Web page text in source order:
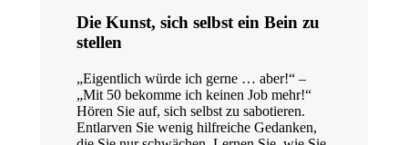
Die Kunst, sich selbst ein Bein zu
stellen
„Eigentlich würde ich gerne … aber!“ –
„Mit 50 bekomme ich keinen Job mehr!“
Hören Sie auf, sich selbst zu sabotieren.
Entlarven Sie wenig hilfreiche Gedanken,